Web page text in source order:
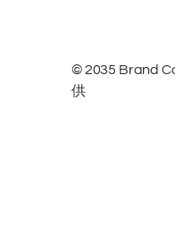
© 2035 Brand
供